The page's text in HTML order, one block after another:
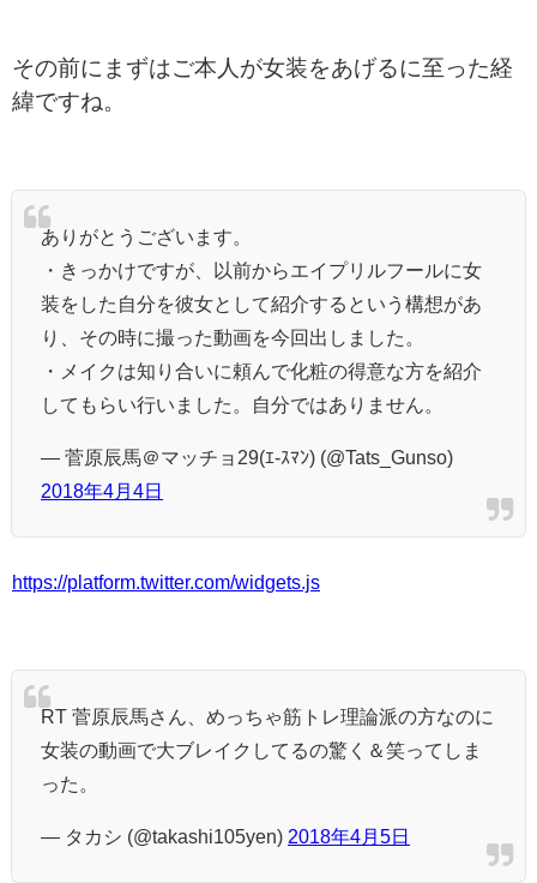
その前にまずはご本人が女装をあげるに至った経
緯ですね。
ありがとうございます。
・きっかけですが、以前からエイプリルフールに女
装をした自分を彼女として紹介するという構想があ
り、その時に撮った動画を今回出しました。
・メイクは知り合いに頼んで化粧の得意な方を紹介
してもらい行いました。自分ではありません。
— 菅原辰馬＠マッチョ29(ｴ-ｽﾏﾝ) (@Tats_Gunso)
2018年4月4日
https://platform.twitter.com/widgets.js
RT 菅原辰馬さん、めっちゃ筋トレ理論派の方なのに
女装の動画で大ブレイクしてるの驚く＆笑ってしま
った。
— タカシ (@takashi105yen) 2018年4月5日